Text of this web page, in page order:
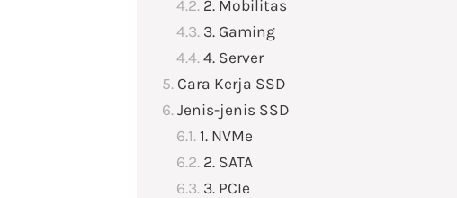
2. Mobilitas
3. Gaming
4. Server
Cara Kerja SSD
Jenis-jenis SSD
1. NVMe
2. SATA
3. PCIe